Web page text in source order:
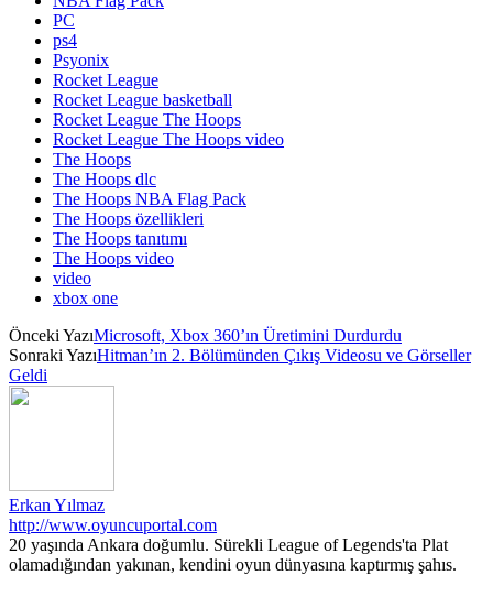
PC
ps4
Psyonix
Rocket League
Rocket League basketball
Rocket League The Hoops
Rocket League The Hoops video
The Hoops
The Hoops dlc
The Hoops NBA Flag Pack
The Hoops özellikleri
The Hoops tanıtımı
The Hoops video
video
xbox one
Önceki YazıMicrosoft, Xbox 360’ın Üretimini Durdurdu
Sonraki YazıHitman’ın 2. Bölümünden Çıkış Videosu ve Görseller
Geldi
Erkan Yılmaz
http://www.oyuncuportal.com
20 yaşında Ankara doğumlu. Sürekli League of Legends'ta Plat
olamadığından yakınan, kendini oyun dünyasına kaptırmış şahıs.